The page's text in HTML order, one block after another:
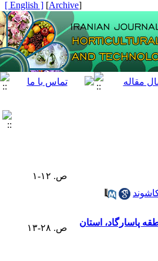
[
Archive
]
[ English ]
ص. ۱۲-۱
پاسارگاد، استان
ص. ۲۸-۱۳